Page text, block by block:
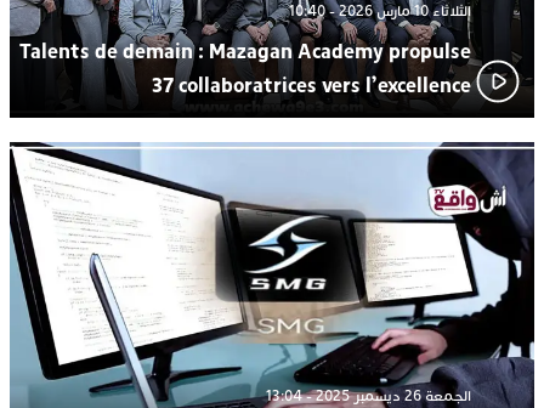
الثلاثاء 10 مارس 2026 - 10:40
Talents de demain : Mazagan Academy propulse
37 collaboratrices vers l’excellence
الجمعة 26 ديسمبر 2025 - 13:04